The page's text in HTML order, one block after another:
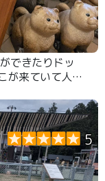
できたりドッ
が来ていて人気
5